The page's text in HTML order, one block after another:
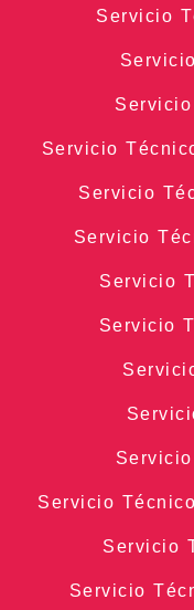
Servicio
Servicio
Servicio
Servicio
Servicio
Servicio
Servicio
Servicio
Servicio